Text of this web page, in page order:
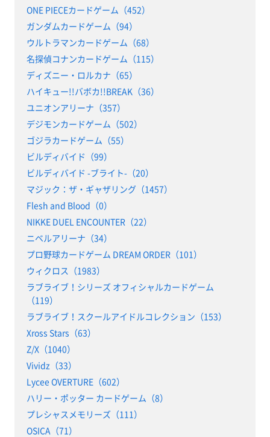
ONE PIECEカードゲーム（452）
ガンダムカードゲーム（94）
ウルトラマンカードゲーム（68）
名探偵コナンカードゲーム（115）
ディズニー・ロルカナ（65）
ハイキュー!!バボカ!!BREAK（36）
ユニオンアリーナ（357）
デジモンカードゲーム（502）
ゴジラカードゲーム（55）
ビルディバイド（99）
ビルディバイド -ブライト-（20）
マジック：ザ・ギャザリング（1457）
Flesh and Blood（0）
NIKKE DUEL ENCOUNTER（22）
ニベルアリーナ（34）
プロ野球カードゲーム DREAM ORDER（101）
ウィクロス（1983）
ラブライブ！シリーズ オフィシャルカードゲーム
（119）
ラブライブ！スクールアイドルコレクション（153）
Xross Stars（63）
Z/X（1040）
Vividz（33）
Lycee OVERTURE（602）
ハリー・ポッター カードゲーム（8）
プレシャスメモリーズ（111）
OSICA（71）